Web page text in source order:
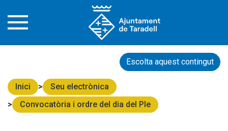
Escolta aquest contingut
Inici
Seu electrònica
Convocatòria i ordre del dia del Ple